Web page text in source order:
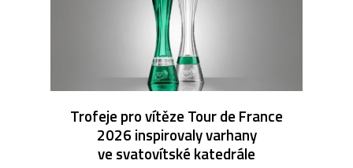
Trofeje pro vítěze Tour de France
2026 inspirovaly varhany
ve svatovítské katedrále